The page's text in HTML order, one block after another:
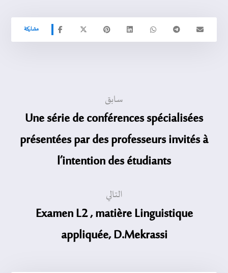
سابق
Une série de conférences spécialisées
présentées par des professeurs invités à
l’intention des étudiants
التالي
Examen L2 , matière Linguistique
appliquée, D.Mekrassi